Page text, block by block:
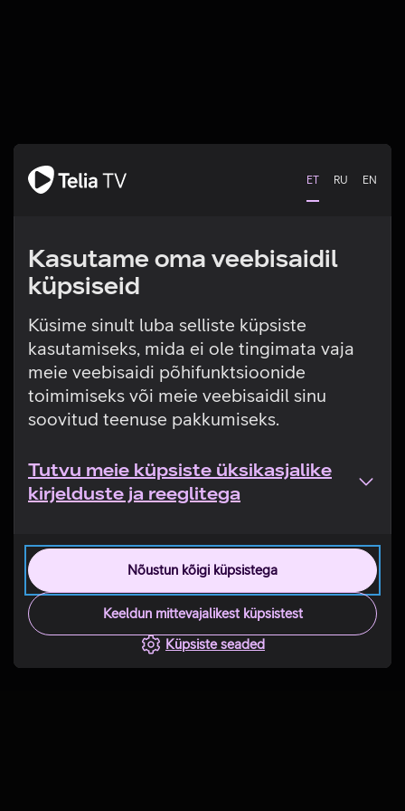
ET RU EN
Kasutame oma veebisaidil
küpsiseid
Küsime sinult luba selliste küpsiste
kasutamiseks, mida ei ole tingimata vaja
meie veebisaidi põhifunktsioonide
toimimiseks või meie veebisaidil sinu
soovitud teenuse pakkumiseks.
Tutvu meie küpsiste üksikasjalike
kirjelduste ja reeglitega
Nõustun kõigi küpsistega
Keeldun mittevajalikest küpsistest
Küpsiste seaded
Tehniline viga